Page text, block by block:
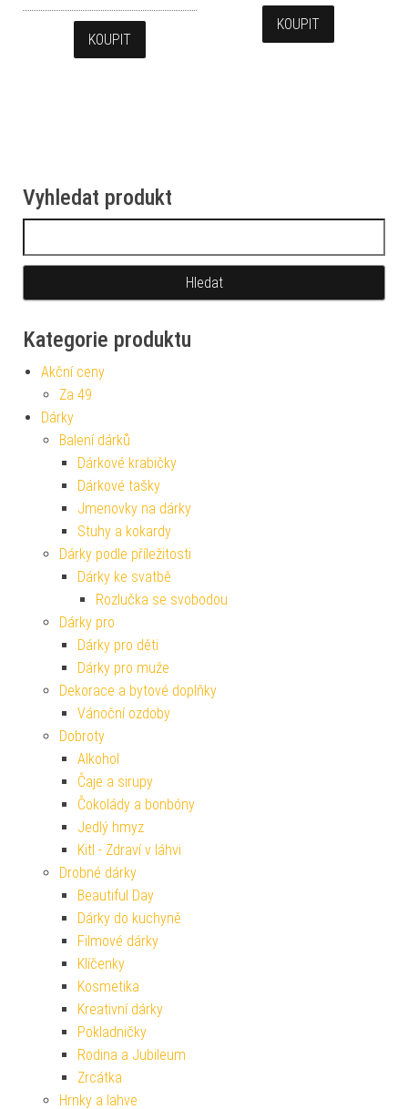
KOUPIT
KOUPIT
Vyhledat produkt
Kategorie produktu
Akční ceny
Za 49
Dárky
Balení dárků
Dárkové krabičky
Dárkové tašky
Jmenovky na dárky
Stuhy a kokardy
Dárky podle příležitosti
Dárky ke svatbě
Rozlučka se svobodou
Dárky pro
Dárky pro děti
Dárky pro muže
Dekorace a bytové doplňky
Vánoční ozdoby
Dobroty
Alkohol
Čaje a sirupy
Čokolády a bonbóny
Jedlý hmyz
Kitl - Zdraví v láhvi
Drobné dárky
Beautiful Day
Dárky do kuchyně
Filmové dárky
Klíčenky
Kosmetika
Kreativní dárky
Pokladničky
Rodina a Jubileum
Zrcátka
Hrnky a lahve